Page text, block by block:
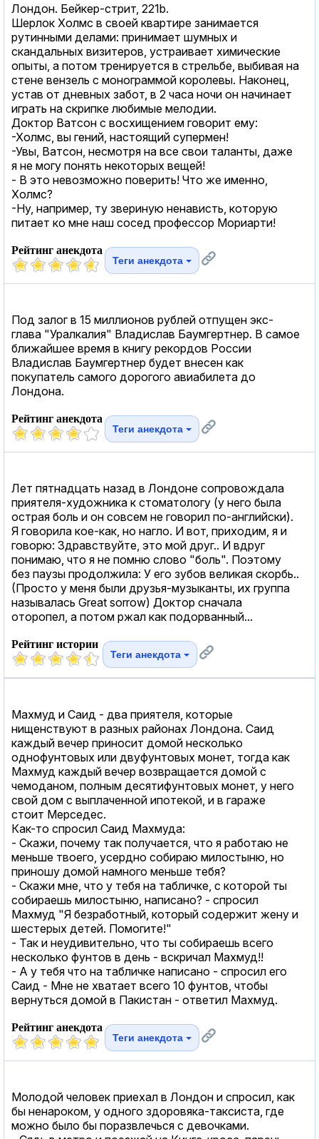
Лондон. Бейкер-стрит, 221b.
Шерлок Холмс в своей квартире занимается
рутинными делами: принимает шумных и
скандальных визитеров, устраивает химические
опыты, а потом тренируется в стрельбе, выбивая на
стене вензель с монограммой королевы. Наконец,
устав от дневных забот, в 2 часа ночи он начинает
играть на скрипке любимые мелодии.
Доктор Ватсон с восхищением говорит ему:
-Холмс, вы гений, настоящий супермен!
-Увы, Ватсон, несмотря на все свои таланты, даже
я не могу понять некоторых вещей!
- В это невозможно поверить! Что же именно,
Холмс?
-Ну, например, ту звериную ненависть, которую
питает ко мне наш сосед профессор Мориарти!
Рейтинг анекдота
Теги анекдота
Под залог в 15 миллионов рублей отпущен экс-
глава "Уралкалия" Владислав Баумгертнер. В самое
ближайшее время в книгу рекордов России
Владислав Баумгертнер будет внесен как
покупатель самого дорогого авиабилета до
Лондона.
Рейтинг анекдота
Теги анекдота
Лет пятнадцать назад в Лондоне сопровождала
приятеля-художника к стоматологу (у него была
острая боль и он совсем не говорил по-английски).
Я говорила кое-как, но нагло. И вот, приходим, я и
говорю: Здравствуйте, это мой друг.. И вдруг
понимаю, что я не помню слово "боль". Поэтому
без паузы продолжила: У его зубов великая скорбь..
(Просто у меня были друзья-музыканты, их группа
называлась Great sorrow) Доктор сначала
оторопел, а потом ржал как подорванный...
Рейтинг истории
Теги анекдота
Махмуд и Саид - два приятеля, которые
нищенствуют в разных районах Лондона. Саид
каждый вечер приносит домой несколько
однофунтовых или двуфунтовых монет, тогда как
Махмуд каждый вечер возвращается домой с
чемоданом, полным десятифунтовых монет, у него
свой дом с выплаченной ипотекой, и в гараже
стоит Мерседес.
Как-то спросил Саид Махмуда:
- Скажи, почему так получается, что я работаю не
меньше твоего, усердно собираю милостыню, но
приношу домой намного меньше тебя?
- Скажи мне, что у тебя на табличке, с которой ты
собираешь милостыню, написано? - спросил
Махмуд "Я безработный, который содержит жену и
шестерых детей. Помогите!"
- Так и неудивительно, что ты собираешь всего
несколько фунтов в день - вскричал Махмуд!!
- А у тебя что на табличке написано - спросил его
Саид - Мне не хватает всего 10 фунтов, чтобы
вернуться домой в Пакистан - ответил Махмуд.
Рейтинг анекдота
Теги анекдота
Молодой человек приехал в Лондон и спросил, как
бы ненароком, у одного здоровяка-таксиста, где
можно было бы поразвлечься с девочками.